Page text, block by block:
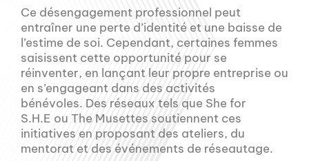
Ce désengagement professionnel peut
entraîner une perte d’identité et une baisse de
l’estime de soi. Cependant, certaines femmes
saisissent cette opportunité pour se
réinventer, en lançant leur propre entreprise ou
en s’engageant dans des activités
bénévoles. Des réseaux tels que She for
S.H.E ou The Musettes soutiennent ces
initiatives en proposant des ateliers, du
mentorat et des événements de réseautage.